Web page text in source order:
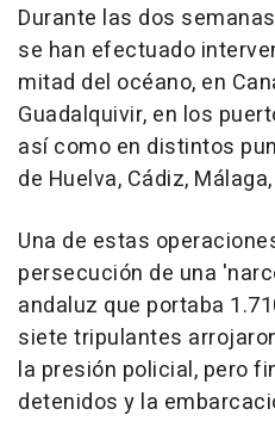
Durante las dos
se han efectuado
mitad del océano, en
Guadalquivir, en los
así como en distintos
de Huelva, Cádiz,
Una de estas
persecución de una
andaluz que portaba
siete tripulantes
la presión policial, pero
detenidos y la